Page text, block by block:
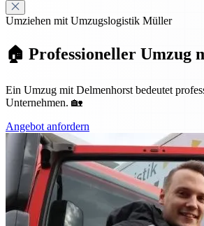
Umziehen mit Umzugslogistik Müller
🏠 Professioneller Umzug
Ein Umzug mit Delmenhorst bedeutet
Unternehmen. 🏡
Angebot anfordern